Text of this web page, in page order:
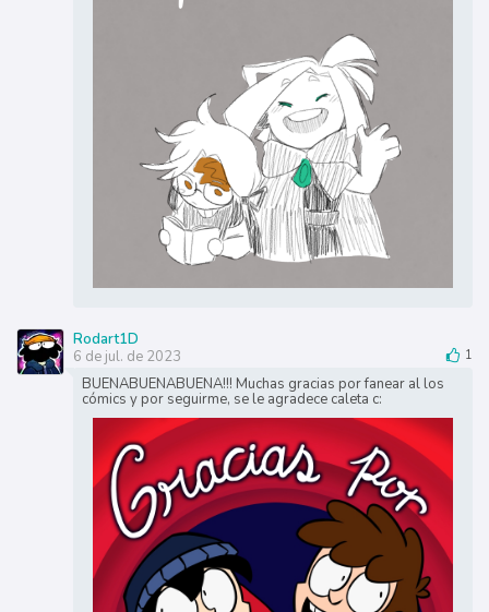
Rodart1D
6 de jul. de 2023
1
BUENABUENABUENA!!! Muchas gracias por fanear al los
cómics y por seguirme, se le agradece caleta c: